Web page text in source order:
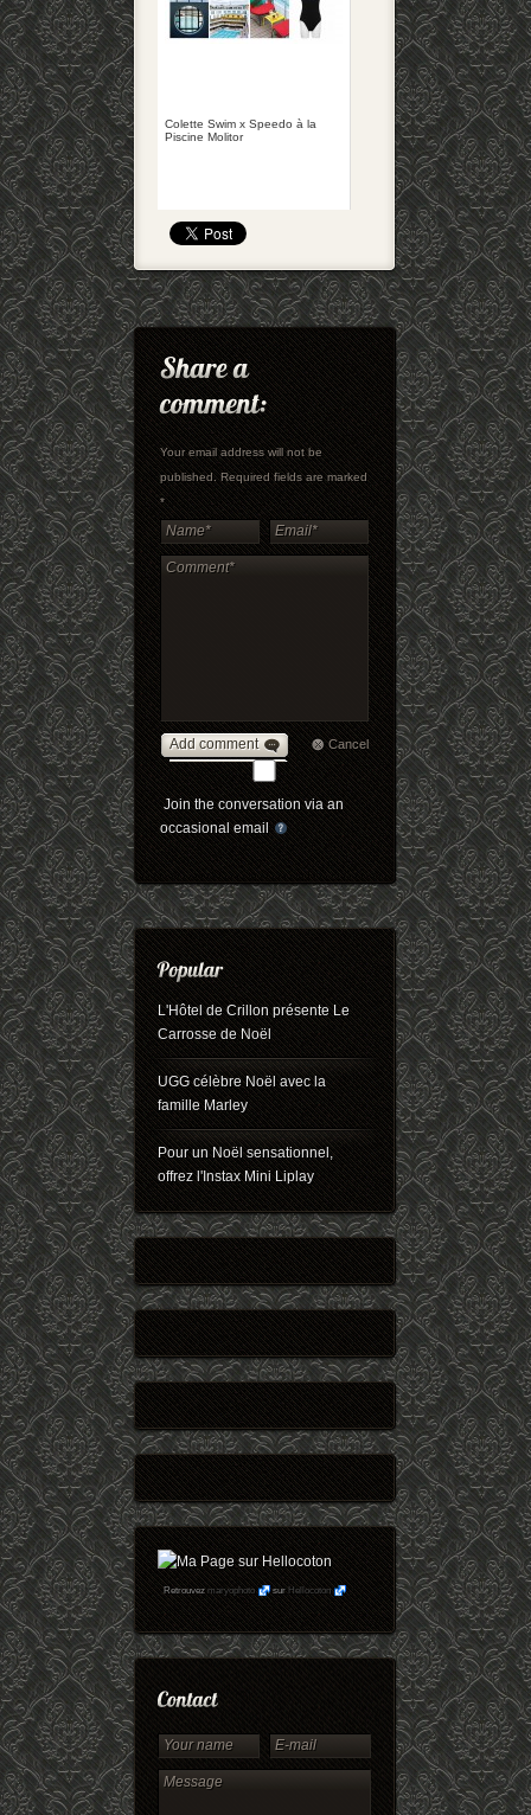
Colette Swim x Speedo à la
Piscine Molitor
Your email address will not be
published. Required fields are marked
*
Add comment Cancel
Join the conversation via an
occasional email
L'Hôtel de Crillon présente Le
Carrosse de Noël
UGG célèbre Noël avec la
famille Marley
Pour un Noël sensationnel,
offrez l'Instax Mini Liplay
Retrouvezmaryophoto surHellocoton